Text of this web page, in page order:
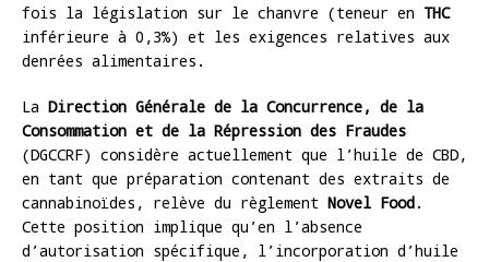
fois la législation sur le chanvre (teneur en THC
inférieure à 0,3%) et les exigences relatives aux
denrées alimentaires.
La Direction Générale de la Concurrence, de la
Consommation et de la Répression des Fraudes
(DGCCRF) considère actuellement que l’huile de CBD,
en tant que préparation contenant des extraits de
cannabinoïdes, relève du règlement Novel Food.
Cette position implique qu’en l’absence
d’autorisation spécifique, l’incorporation d’huile